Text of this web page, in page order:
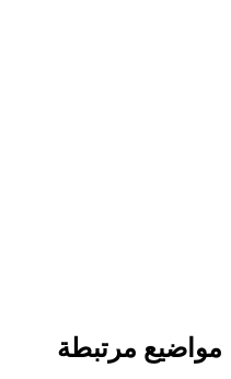
مواضيع مرتبطة